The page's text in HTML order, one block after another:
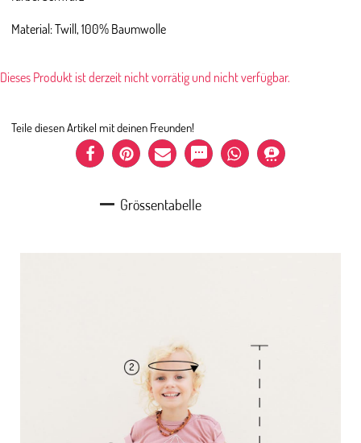
Material: Twill, 100% Baumwolle
Dieses Produkt ist derzeit nicht vorrätig und nicht verfügbar.
Teile diesen Artikel mit deinen Freunden!
Grössentabelle